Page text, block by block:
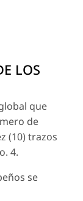
LOS
que
de
(10) trazos
4.
se